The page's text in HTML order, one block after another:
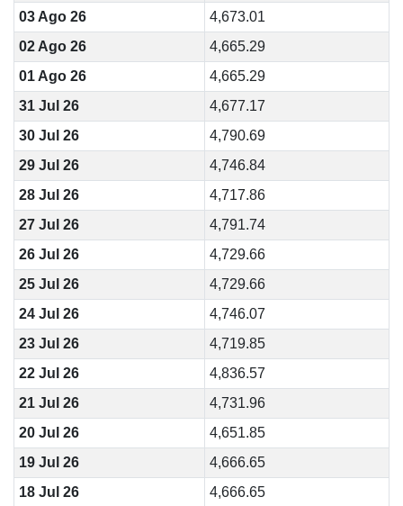
03 Ago 26
4,673.01
02 Ago 26
4,665.29
01 Ago 26
4,665.29
31 Jul 26
4,677.17
30 Jul 26
4,790.69
29 Jul 26
4,746.84
28 Jul 26
4,717.86
27 Jul 26
4,791.74
26 Jul 26
4,729.66
25 Jul 26
4,729.66
24 Jul 26
4,746.07
23 Jul 26
4,719.85
22 Jul 26
4,836.57
21 Jul 26
4,731.96
20 Jul 26
4,651.85
19 Jul 26
4,666.65
18 Jul 26
4,666.65